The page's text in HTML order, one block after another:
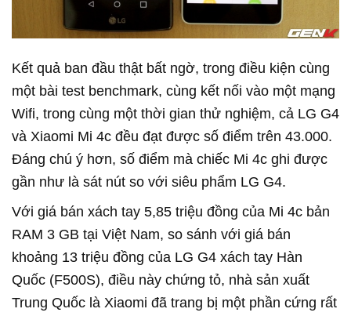
Kết quả ban đầu thật bất ngờ, trong điều kiện cùng
một bài test benchmark, cùng kết nối vào một mạng
Wifi, trong cùng một thời gian thử nghiệm, cả LG G4
và Xiaomi Mi 4c đều đạt được số điểm trên 43.000.
Đáng chú ý hơn, số điểm mà chiếc Mi 4c ghi được
gần như là sát nút so với siêu phẩm LG G4.
Với giá bán xách tay 5,85 triệu đồng của Mi 4c bản
RAM 3 GB tại Việt Nam, so sánh với giá bán
khoảng 13 triệu đồng của LG G4 xách tay Hàn
Quốc (F500S), điều này chứng tỏ, nhà sản xuất
Trung Quốc là Xiaomi đã trang bị một phần cứng rất